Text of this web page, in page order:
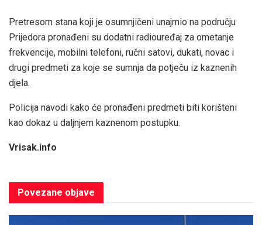
Pretresom stana koji je osumnjičeni unajmio na području
Prijedora pronađeni su dodatni radiouređaj za ometanje
frekvencije, mobilni telefoni, ručni satovi, dukati, novac i
drugi predmeti za koje se sumnja da potječu iz kaznenih
djela.
Policija navodi kako će pronađeni predmeti biti korišteni
kao dokaz u daljnjem kaznenom postupku.
Vrisak.info
Povezane objave